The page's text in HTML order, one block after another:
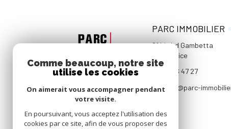
PARC IMMOBILIER
81 bis bd Gambetta
Nice
04 93 96 47 27
contact@parc-
Comme beaucoup, notre site
utilise les cookies
On aimerait vous accompagner pendant
votre visite.
En poursuivant, vous acceptez l'utilisation des
cookies par ce site, afin de vous proposer des